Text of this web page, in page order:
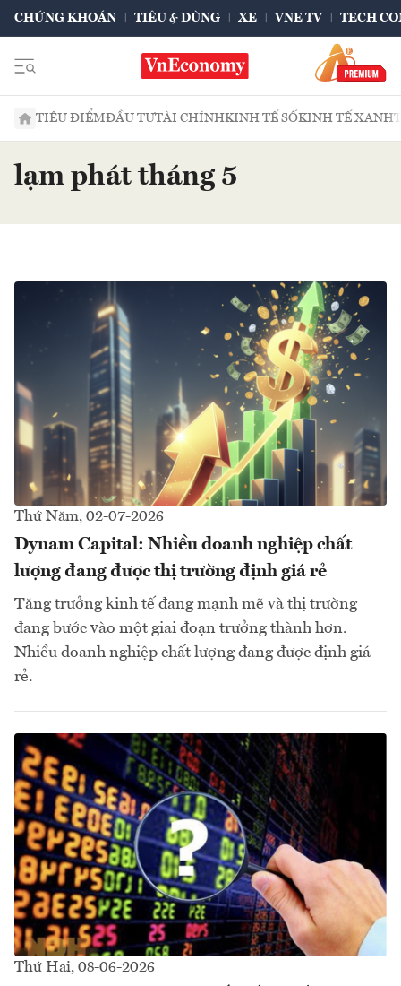
CHỨNG KHOÁN TIÊU & DÙNG XE VNE TV TECH
TIÊU ĐIỂMĐẦU TƯTÀI CHÍNHKINH TẾ SỐKINH TẾ XANH
lạm phát tháng 5
Thứ Năm, 02-07-2026
Dynam Capital: Nhiều doanh nghiệp chất
lượng đang được thị trường định giá rẻ
Tăng trưởng kinh tế đang mạnh mẽ và thị trường
đang bước vào một giai đoạn trưởng thành hơn.
Nhiều doanh nghiệp chất lượng đang được định giá
rẻ.
Thứ Hai, 08-06-2026